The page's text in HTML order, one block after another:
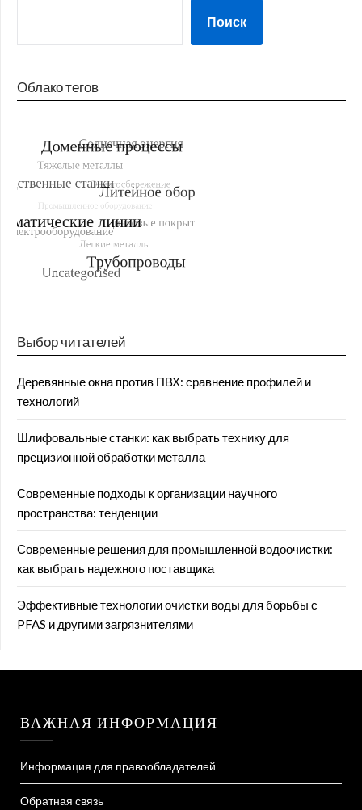
Поиск
Облако тегов
Выбор читателей
Деревянные окна против ПВХ: сравнение профилей и
технологий
Шлифовальные станки: как выбрать технику для
прецизионной обработки металла
Современные подходы к организации научного
пространства: тенденции
Современные решения для промышленной водоочистки:
как выбрать надежного поставщика
Эффективные технологии очистки воды для борьбы с
PFAS и другими загрязнителями
ВАЖНАЯ ИНФОРМАЦИЯ
Информация для правообладателей
Обратная связь